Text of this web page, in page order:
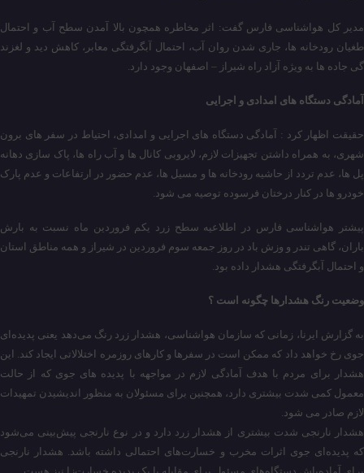
مدیر کل هواشناسی فارس گفت: اثر مخاطره همچون بالا آمدن سطح آب و احتمال
طغیان رودخانه ها، جاری شدن روان آب، احتمال آبگرفتگی معابر، کاهش دید و لغزند
گی جاده ها به ویژه آزاد راه شیراز – اصفهان وجود دارد.
آمادگی دستگاه های امدادی و اجرایی
حقیقت اظهار کرد : آمادگی دستگاه های اجرایی و امدادی، احتیاط در سفر های برون
شهری، به همراه داشتن تجهیزات لازم، لایروبی کانال ها و آب راه ها، پاک سازی دهانه
پل ها، عدم تردد از حاشیه رودخانه ها و مسیل ها، عدم حضور در ارتفاعات و عدم پارک
خودرو ها در کنار درختان فرسوده توصیه می شود.
پیشتر هواشناسی فارس در اطلاعیه سطح زرد یکم فروردین ماه نسبت به بارش
باران، گاهی تندر و وزش باد در روز جمعه سوم فروردین در شیراز و همه مناطق استان
و احتمال آبگرفتگی هشدار داده بود.
وضعیت رنگ هشدارها چگونه است ؟
به گزارش ایرنا، زمانی که سازمان هواشناسی، هشدار زرد رنگ می‌دهد یعنی پدیده‌ای
جوی رخ خواهد داد که ممکن است در سفرها و کارهای روزمره اختلالاتی ایجاد کند. این
هشدار برای مردم با هدف آمادگی لازم در مواجهه با پدیده های جوی که از حالت
معمول کمی شدت بیشتری دارد، همچنین برای مسئولان به منظور اندیشیدن تمهیدات
لازم صادر می شود.
هشدار نارنجی شدت بیشتری از هشدار زرد دارد و در نوع نارنجی پیش‌بینی می‌شود
که پدیده‌ای جوی اثرات مخرب و خسارت‌های احتمالی داشته باشد. هشدار نارنجی